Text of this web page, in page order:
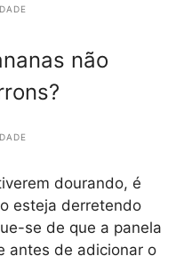
não
dourando, é
esteja derretendo
se de que a panela
antes de adicionar o